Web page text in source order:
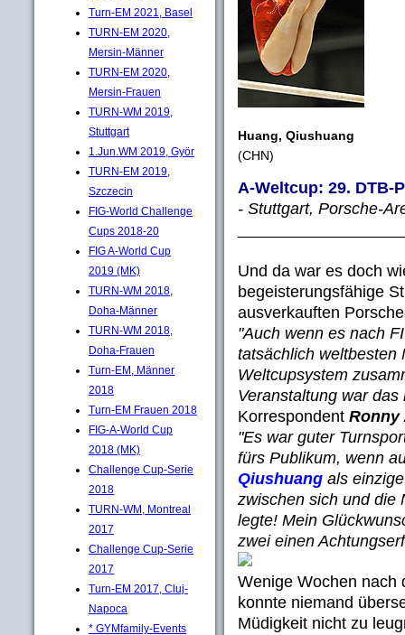
Turn-EM 2021, Basel
TURN-EM 2020,
Mersin-Männer
TURN-EM 2020,
Mersin-Frauen
TURN-WM 2019,
Stuttgart
1.Jun.WM 2019, Györ
TURN-EM 2019,
Szczecin
FIG-World Challenge
Cups 2018-20
FIG A-World Cup
2019 (MK)
TURN-WM 2018,
Doha-Männer
TURN-WM 2018,
Doha-Frauen
Turn-EM, Männer
2018
Turn-EM Frauen 2018
FIG-A-World Cup
2018 (MK)
Challenge Cup-Serie
2018
TURN-WM, Montreal
2017
Challenge Cup-Serie
2017
Turn-EM 2017, Cluj-
Napoca
* GYMfamily-Events
Huang, Qiushuang
(CHN)
A-Weltcup: 29. DTB-
- Stuttgart, Porsche-
Und da war es doch
begeisterungsfähige
ausverkauften
"Auch wenn es nach
tatsächlich weltbesten
Weltcupsystem
Veranstaltung war das
Korrespondent Ronny
"Es war guter
fürs Publikum, wenn
Qiushuang als
zwischen sich und die
legte! Mein
zwei einen
Wenige Wochen
konnte niemand
Müdigkeit nicht zu